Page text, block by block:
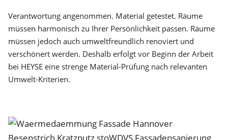
Verantwortung angenommen. Material getestet. Räume
müssen harmonisch zu Ihrer Persönlichkeit passen. Räume
müssen jedoch auch umweltfreundlich renoviert und
verschönert werden. Deshalb erfolgt vor Beginn der Arbeit
bei HEYSE eine strenge Material-Prüfung nach relevanten
Umwelt-Kriterien.